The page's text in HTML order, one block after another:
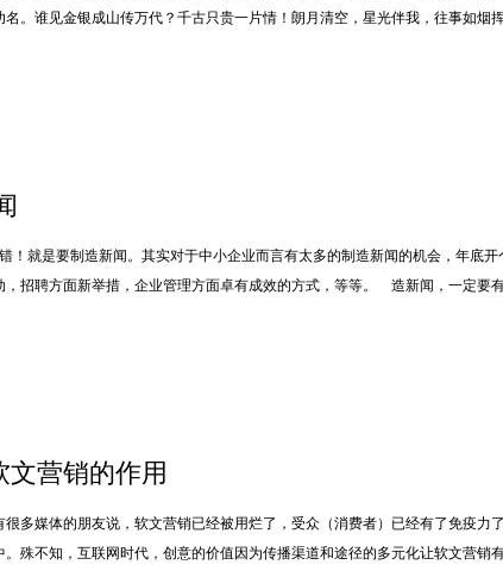
名。谁见金银成山传万代？千古只贵一片情！朗月清空，星光伴我，往事如
！就是要制造新闻。其实对于中小企业而言有太多的制造新闻的机会，年底
，招聘方面新举措，企业管理方面卓有成效的方式，等等。 造新闻，一定要
文营销的作用
多媒体的朋友说，软文营销已经被用烂了，受众（消费者）已经有了免疫力
殊不知，互联网时代，创意的价值因为传播渠道和途径的多元化让软文营销